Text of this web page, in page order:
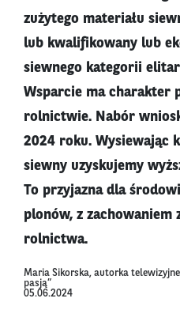
zużytego materiału
lub kwalifikowany lub
siewnego kategorii
Wsparcie ma charakter
rolnictwie. Nabór
2024 roku. Wysiewając
siewny uzyskujemy
To przyjazna dla
plonów, z zachowaniem
rolnictwa.
Maria Sikorska, autorka
pasją”
05.06.2024